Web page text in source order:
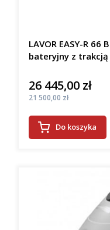
LAVOR EASY-R
bateryjny z trakcją
Cena
26 445,00 zł
Cena
21 500,00 zł
Do koszyka